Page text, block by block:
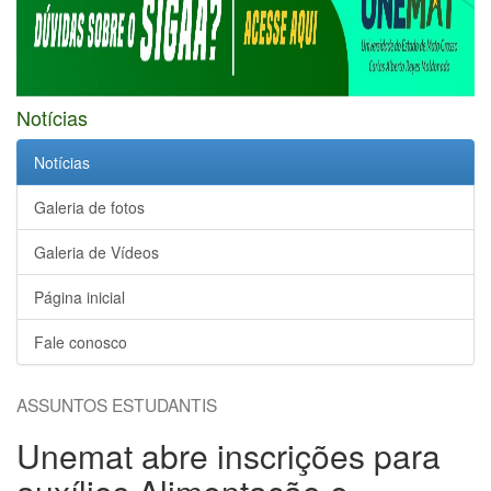
Notícias
Notícias
Galeria de fotos
Galeria de Vídeos
Página inicial
Fale conosco
ASSUNTOS ESTUDANTIS
Unemat abre inscrições para